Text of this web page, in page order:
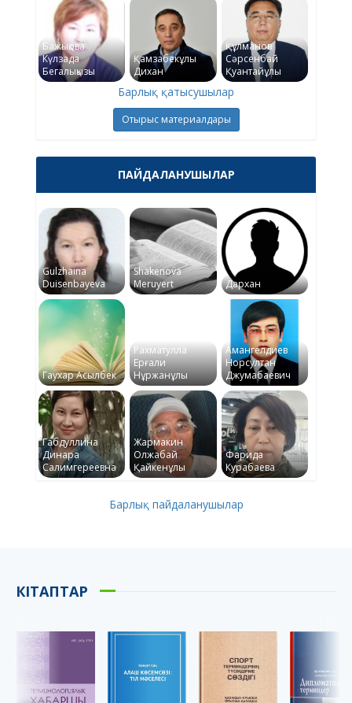
Бажықова
Күлзада
Бегалықызы
Қамзабекұлы
Дихан
Құлманов
Сәрсенбай
Қуантайұлы
Барлық қатысушылар
Отырыс материалдары
ПАЙДАЛАНУШЫЛАР
Gulzhaina
Duisenbayeva
Shakenova
Meruyert
Дархан
Гаухар Асылбек
Рахматулла
Ерғали
Нұржанұлы
Амангелдиев
Норсултан
Джумабаевич
Габдуллина
Динара
Салимгереевна
Жармакин
Олжабай
Қайкенұлы
Фарида
Курабаева
Барлық пайдаланушылар
КІТАПТАР